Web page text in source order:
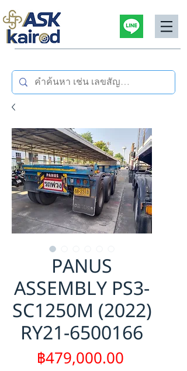
PANUS
ASSEMBLY PS3-
SC1250M (2022)
RY21-6500166
฿479,000.00